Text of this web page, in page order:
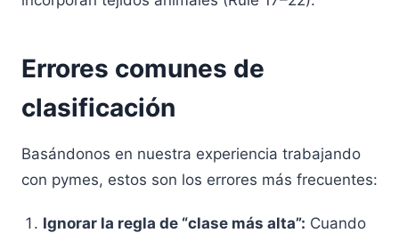
Errores comunes de
clasificación
Basándonos en nuestra experiencia trabajando
con pymes, estos son los errores más frecuentes:
Ignorar la regla de “clase más alta”: Cuando